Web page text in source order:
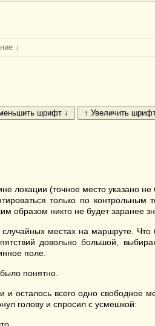
↓
(точное место указано не
только по
образом никто не будет заранее
местах на маршруте. Что
довольно большой,
поле.
понятно.
всего одно свободное
голову и спросил с усмешкой: